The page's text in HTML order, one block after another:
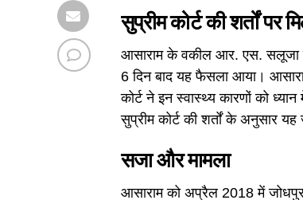
सुप्रीम कोर्ट की शर्तों पर
आसाराम के वकील आर. एस. सलूजा ने
6 दिन बाद यह फैसला आया।
कोर्ट ने इन स्वास्थ्य कारणों को
सुप्रीम कोर्ट की शर्तों के अनुसार
सजा और मामला
आसाराम को अप्रैल 2018 में